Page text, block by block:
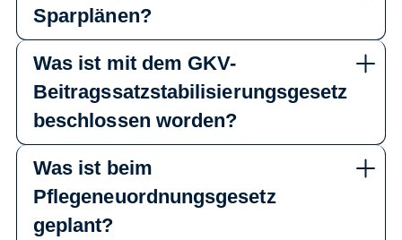
Sparplänen?
Was ist mit dem GKV-
Beitragssatzstabilisierungsgesetz
beschlossen worden?
Was ist beim
Pflegeneuordnungsgesetz
geplant?